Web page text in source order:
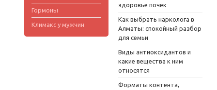
Гормоны
Климакс у мужчин
здоровье почек
Как выбрать нарколога в
Алматы: спокойный разбор
для семьи
Виды антиоксидантов и
какие вещества к ним
относятся
Форматы контента,